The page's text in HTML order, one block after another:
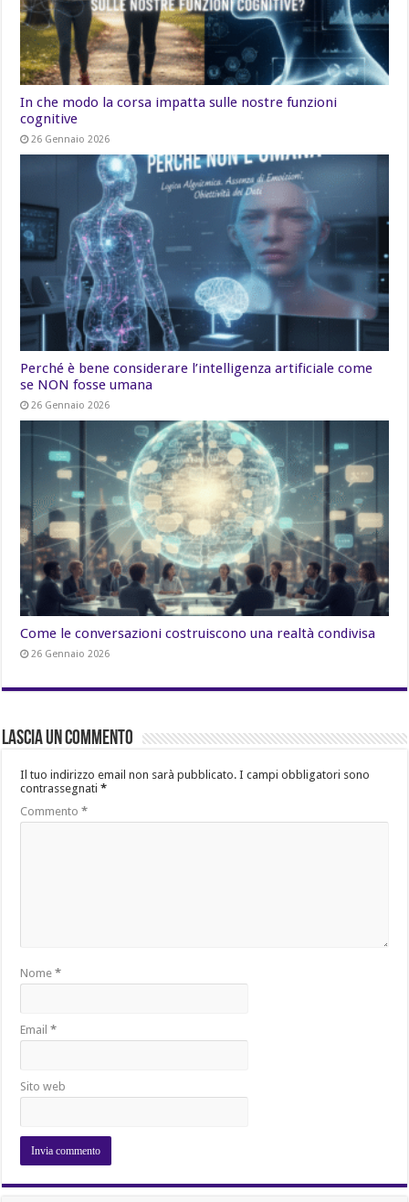
In che modo la corsa impatta sulle nostre funzioni
cognitive
26 Gennaio 2026
Perché è bene considerare l’intelligenza artificiale come
se NON fosse umana
26 Gennaio 2026
Come le conversazioni costruiscono una realtà condivisa
26 Gennaio 2026
Lascia un commento
Il tuo indirizzo email non sarà pubblicato. I campi obbligatori sono
contrassegnati*
Commento*
Nome*
Email*
Sito web